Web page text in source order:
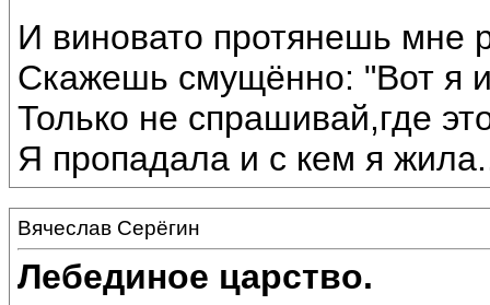
И виновато протянешь мне
Скажешь смущённо: "Вот я
Только не спрашивай,где
Я пропадала и с кем я
Вячеслав Серёгин
Лебединое царство.